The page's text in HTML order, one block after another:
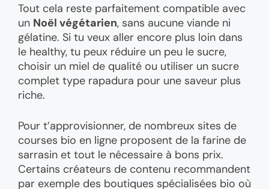
Tout cela reste parfaitement compatible avec
un Noël végétarien, sans aucune viande ni
gélatine. Si tu veux aller encore plus loin dans
le healthy, tu peux réduire un peu le sucre,
choisir un miel de qualité ou utiliser un sucre
complet type rapadura pour une saveur plus
riche.
Pour t’approvisionner, de nombreux sites de
courses bio en ligne proposent de la farine de
sarrasin et tout le nécessaire à bons prix.
Certains créateurs de contenu recommandent
par exemple des boutiques spécialisées bio où